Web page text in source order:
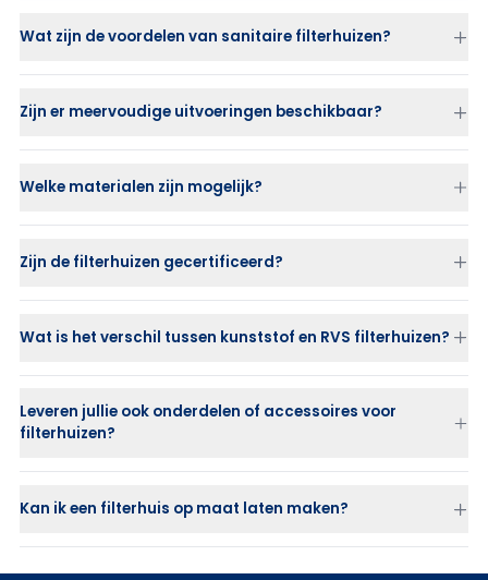
Wat zijn de voordelen van sanitaire filterhuizen?
Zijn er meervoudige uitvoeringen beschikbaar?
Welke materialen zijn mogelijk?
Zijn de filterhuizen gecertificeerd?
Wat is het verschil tussen kunststof en RVS filterhuizen?
RVS filterhuizenzijn sterk, duurzaam en geschikt voor hoge
Kunststof filterhuizen (PP of PVDF)zijn ideaal bij corrosieve of
chemische vloeistoffen waar RVS niet toepasbaar is.
Leveren jullie ook onderdelen of accessoires voor
filterhuizen?
Kan ik een filterhuis op maat laten maken?